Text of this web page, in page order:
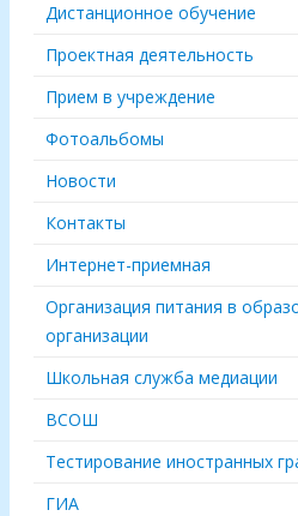
Дистанционное обучение
Проектная деятельность
Прием в учреждение
Фотоальбомы
Новости
Контакты
Интернет-приемная
Организация питания в
организации
Школьная служба медиации
ВСОШ
Тестирование иностранных
ГИА